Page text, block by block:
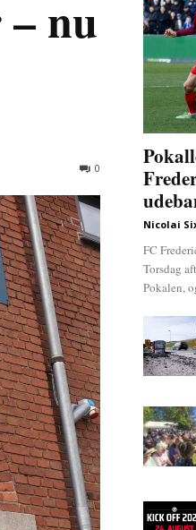
nu
0
Nicolai
FC
Torsdag
Pokalen,